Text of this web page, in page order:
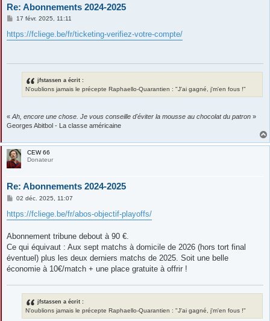
Re: Abonnements 2024-2025
M
s
s
17 févr. 2025, 11:11
https://fcliege.be/fr/ticketing-verifiez-votre-compte/
jfstassen a écrit :
N'oublions jamais le précepte Raphaello-Quarantien : "J'ai gagné, j'm'en fous !"
« Ah, encore une chose. Je vous conseille d'éviter la mousse au chocolat du patron »
Georges Abitbol - La classe américaine
CEW 66
Donateur
Re: Abonnements 2024-2025
M
s
s
g
e
02 déc. 2025, 11:07
https://fcliege.be/fr/abos-objectif-playoffs/
Abonnement tribune debout à 90 €.
Ce qui équivaut : Aux sept matchs à domicile de 2026 (hors tort final
éventuel) plus les deux derniers matchs de 2025. Soit une belle
économie à 10€/match + une place gratuite à offrir !
jfstassen a écrit :
N'oublions jamais le précepte Raphaello-Quarantien : "J'ai gagné, j'm'en fous !"